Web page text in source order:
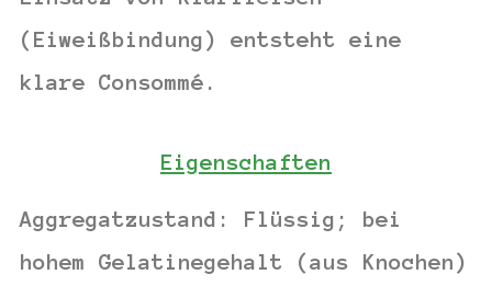
(Eiweißbindung) entsteht eine
klare Consommé.
Eigenschaften
Aggregatzustand:
Flüssig; bei
hohem Gelatinegehalt (aus Knochen)